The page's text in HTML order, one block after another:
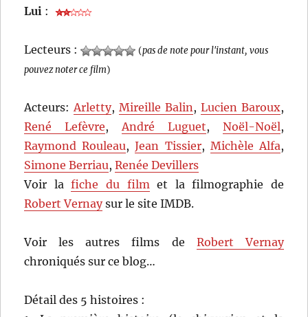
Lui :
Lecteurs : (pas de note pour l'instant, vous
pouvez noter ce film)
Acteurs:Arletty,Mireille Balin, Lucien Baroux,
René Lefèvre,André Luguet, Noël-Noël,
Raymond Rouleau,Jean Tissier, Michèle Alfa,
Simone Berriau,Renée Devillers
Voir lafiche du filmet la filmographie de
Robert Vernaysur le site IMDB.
Voir les autres films de Robert Vernay
chroniqués sur ce blog…
Détail des 5 histoires :